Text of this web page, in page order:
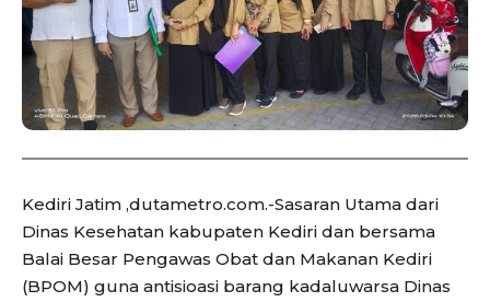
Kediri Jatim ,dutametro.com.-Sasaran Utama dari
Dinas Kesehatan kabupaten Kediri dan bersama
Balai Besar Pengawas Obat dan Makanan Kediri
(BPOM) guna antisioasi barang kadaluwarsa Dinas